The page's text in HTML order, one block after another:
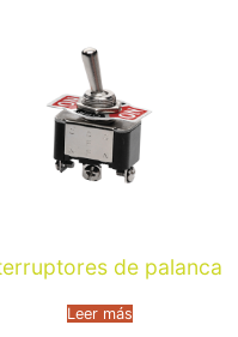
de palanca
Leer más